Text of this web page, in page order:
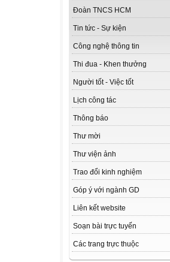
Đoàn TNCS HCM
Tin tức - Sự kiện
Công nghệ thông tin
Thi đua - Khen thưởng
Người tốt - Việc tốt
Lịch công tác
Thông báo
Thư mời
Thư viện ảnh
Trao đổi kinh nghiệm
Góp ý với ngành GD
Liên kết website
Soạn bài trực tuyến
Các trang trực thuộc